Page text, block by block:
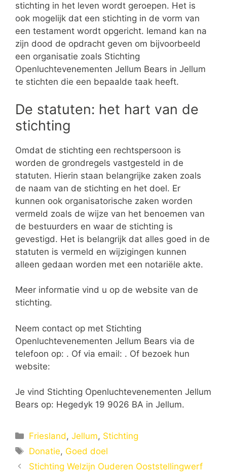
stichting in het leven wordt geroepen. Het is
ook mogelijk dat een stichting in de vorm van
een testament wordt opgericht. Iemand kan na
zijn dood de opdracht geven om bijvoorbeeld
een organisatie zoals Stichting
Openluchtevenementen Jellum Bears in Jellum
te stichten die een bepaalde taak heeft.
De statuten: het hart van de
stichting
Omdat de stichting een rechtspersoon is
worden de grondregels vastgesteld in de
statuten. Hierin staan belangrijke zaken zoals
de naam van de stichting en het doel. Er
kunnen ook organisatorische zaken worden
vermeld zoals de wijze van het benoemen van
de bestuurders en waar de stichting is
gevestigd. Het is belangrijk dat alles goed in de
statuten is vermeld en wijzigingen kunnen
alleen gedaan worden met een notariële akte.
Meer informatie vind u op de website van de
stichting.
Neem contact op met Stichting
Openluchtevenementen Jellum Bears via de
telefoon op: . Of via email: . Of bezoek hun
website:
Je vind Stichting Openluchtevenementen Jellum
Bears op: Hegedyk 19 9026 BA in Jellum.
Categorieën
Friesland,Jellum, Stichting
Tags
Donatie, Goed doel
Stichting Welzijn Ouderen Ooststellingwerf